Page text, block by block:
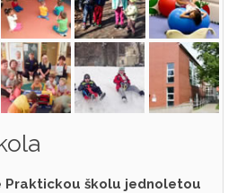
Praktickou školu jednoletou